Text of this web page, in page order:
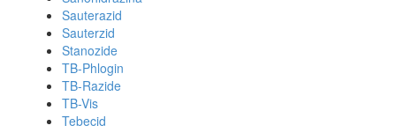
Sauterazid
Sauterzid
Stanozide
TB-Phlogin
TB-Razide
TB-Vis
Tebecid